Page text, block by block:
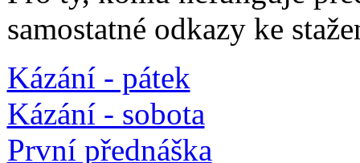
samostatné odkazy ke
Kázání - pátek
Kázání - sobota
První přednáška